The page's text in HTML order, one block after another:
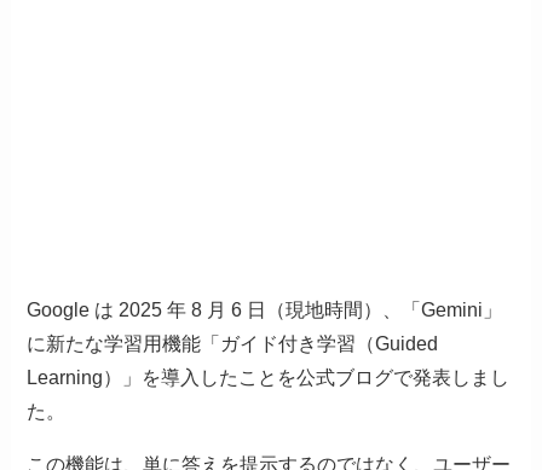
Google は 2025 年 8 月 6 日（現地時間）、「Gemini」
に新たな学習用機能「ガイド付き学習（Guided
Learning）」を導入したことを公式ブログで発表しまし
た。
この機能は、単に答えを提示するのではなく、ユーザー